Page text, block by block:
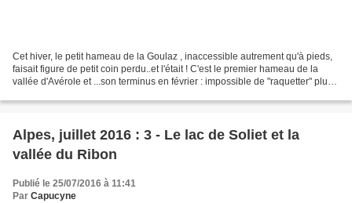
Cet hiver, le petit hameau de la Goulaz , inaccessible autrement qu'à pieds,
faisait figure de petit coin perdu..et l'était ! C'est le premier hameau de la
vallée d'Avérole et ...son terminus en février : impossible de "raquetter" plus
Alpes, juillet 2016 : 3 - Le lac de Soliet et la
vallée du Ribon
Publié le 25/07/2016 à 11:41
Par Capucyne